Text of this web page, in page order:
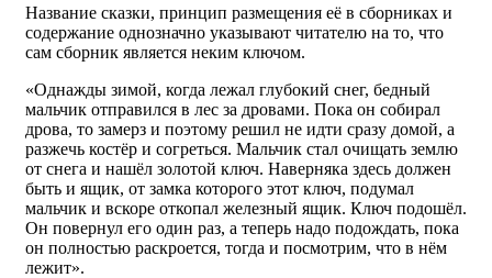
Название сказки, принцип размещения её в сборниках и
содержание однозначно указывают читателю на то, что
сам сборник является неким ключом.
«Однажды зимой, когда лежал глубокий снег, бедный
мальчик отправился в лес за дровами. Пока он собирал
дрова, то замерз и поэтому решил не идти сразу домой, а
разжечь костёр и согреться. Мальчик стал очищать землю
от снега и нашёл золотой ключ. Наверняка здесь должен
быть и ящик, от замка которого этот ключ, подумал
мальчик и вскоре откопал железный ящик. Ключ подошёл.
Он повернул его один раз, а теперь надо подождать, пока
он полностью раскроется, тогда и посмотрим, что в нём
лежит».